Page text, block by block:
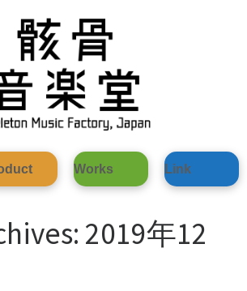
Works Link
2019年12